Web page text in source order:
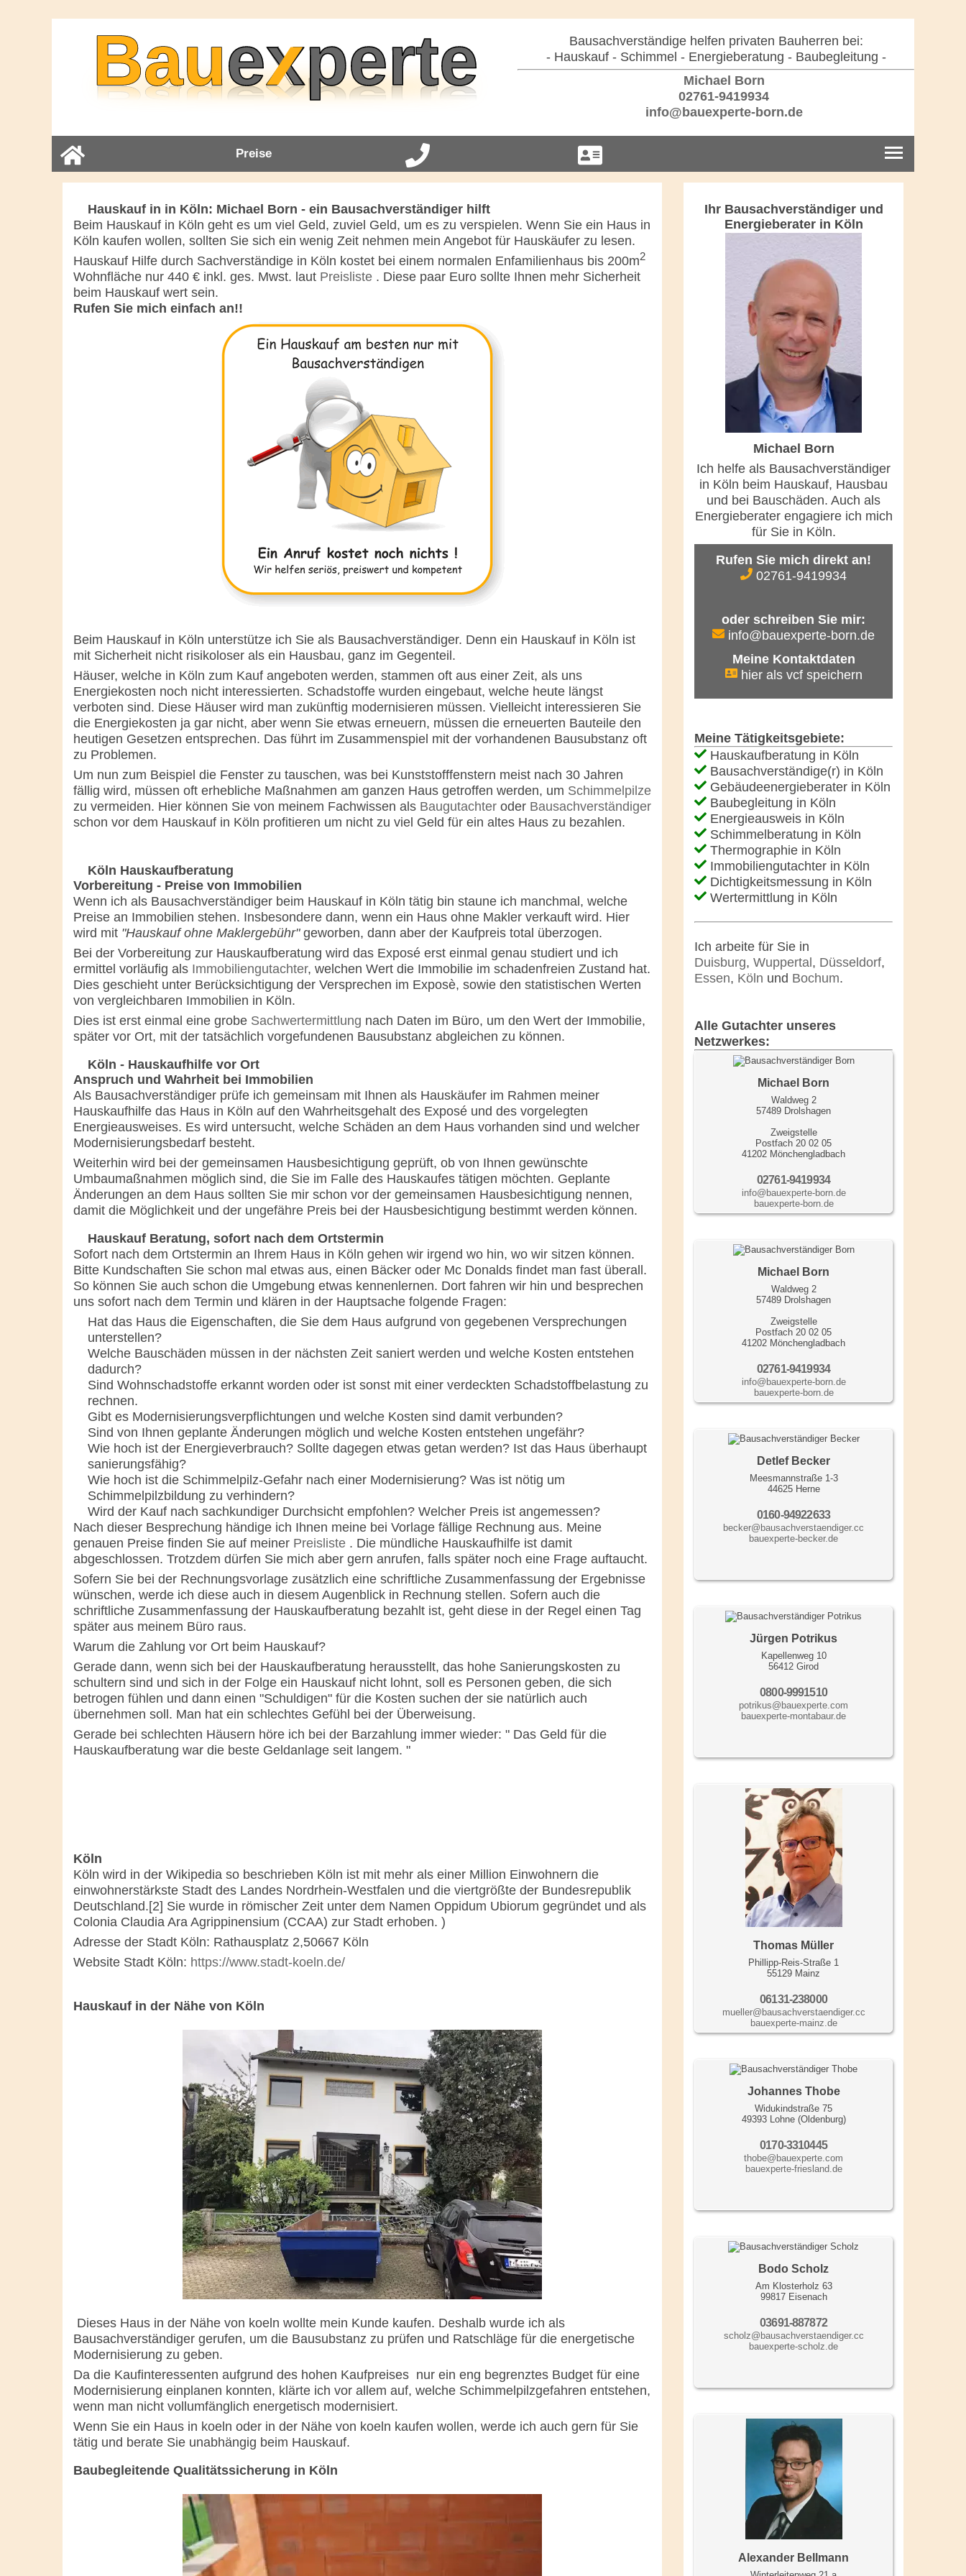
Bausachverständige helfen privaten Bauherren bei:
- Hauskauf - Schimmel - Energieberatung - Baubegleitung -
Michael Born
02761-9419934
info@bauexperte-born.de
Preise
Hauskauf in in Köln: Michael Born - ein Bausachverständiger hilft
Beim Hauskauf in Köln geht es um viel Geld, zuviel Geld, um es zu verspielen. Wenn Sie ein Haus in
Köln kaufen wollen, sollten Sie sich ein wenig Zeit nehmen mein Angebot für Hauskäufer zu lesen.
Hauskauf Hilfe durch Sachverständige in Köln kostet bei einem normalen Enfamilienhaus bis 200m2
Wohnfläche nur 440 € inkl. ges. Mwst. laut Preisliste . Diese paar Euro sollte Ihnen mehr Sicherheit
beim Hauskauf wert sein.
Rufen Sie mich einfach an!!
Beim Hauskauf in Köln unterstütze ich Sie als Bausachverständiger. Denn ein Hauskauf in Köln ist
mit Sicherheit nicht risikoloser als ein Hausbau, ganz im Gegenteil.
Häuser, welche in Köln zum Kauf angeboten werden, stammen oft aus einer Zeit, als uns
Energiekosten noch nicht interessierten. Schadstoffe wurden eingebaut, welche heute längst
verboten sind. Diese Häuser wird man zukünftig modernisieren müssen. Vielleicht interessieren Sie
die Energiekosten ja gar nicht, aber wenn Sie etwas erneuern, müssen die erneuerten Bauteile den
heutigen Gesetzen entsprechen. Das führt im Zusammenspiel mit der vorhandenen Bausubstanz oft
zu Problemen.
Um nun zum Beispiel die Fenster zu tauschen, was bei Kunststofffenstern meist nach 30 Jahren
fällig wird, müssen oft erhebliche Maßnahmen am ganzen Haus getroffen werden, um Schimmelpilze
zu vermeiden. Hier können Sie von meinem Fachwissen als Baugutachter oder Bausachverständiger
schon vor dem Hauskauf in Köln profitieren um nicht zu viel Geld für ein altes Haus zu bezahlen.
Köln Hauskaufberatung
Vorbereitung - Preise von Immobilien
Wenn ich als Bausachverständiger beim Hauskauf in Köln tätig bin staune ich manchmal, welche
Preise an Immobilien stehen. Insbesondere dann, wenn ein Haus ohne Makler verkauft wird. Hier
wird mit "Hauskauf ohne Maklergebühr"geworben, dann aber der Kaufpreis total überzogen.
Bei der Vorbereitung zur Hauskaufberatung wird das Exposé erst einmal genau studiert und ich
ermittel vorläufig als Immobiliengutachter, welchen Wert die Immobilie im schadenfreien Zustand hat.
Dies geschieht unter Berücksichtigung der Versprechen im Exposè, sowie den statistischen Werten
von vergleichbaren Immobilien in Köln.
Dies ist erst einmal eine grobe Sachwertermittlung nach Daten im Büro, um den Wert der Immobilie,
später vor Ort, mit der tatsächlich vorgefundenen Bausubstanz abgleichen zu können.
Köln - Hauskaufhilfe vor Ort
Anspruch und Wahrheit bei Immobilien
Als Bausachverständiger prüfe ich gemeinsam mit Ihnen als Hauskäufer im Rahmen meiner
Hauskaufhilfe das Haus in Köln auf den Wahrheitsgehalt des Exposé und des vorgelegten
Energieausweises. Es wird untersucht, welche Schäden an dem Haus vorhanden sind und welcher
Modernisierungsbedarf besteht.
Weiterhin wird bei der gemeinsamen Hausbesichtigung geprüft, ob von Ihnen gewünschte
Umbaumaßnahmen möglich sind, die Sie im Falle des Hauskaufes tätigen möchten. Geplante
Änderungen an dem Haus sollten Sie mir schon vor der gemeinsamen Hausbesichtigung nennen,
damit die Möglichkeit und der ungefähre Preis bei der Hausbesichtigung bestimmt werden können.
Hauskauf Beratung, sofort nach dem Ortstermin
Sofort nach dem Ortstermin an Ihrem Haus in Köln gehen wir irgend wo hin, wo wir sitzen können.
Bitte Kundschaften Sie schon mal etwas aus, einen Bäcker oder Mc Donalds findet man fast überall.
So können Sie auch schon die Umgebung etwas kennenlernen. Dort fahren wir hin und besprechen
uns sofort nach dem Termin und klären in der Hauptsache folgende Fragen:
Hat das Haus die Eigenschaften, die Sie dem Haus aufgrund von gegebenen Versprechungen
unterstellen?
Welche Bauschäden müssen in der nächsten Zeit saniert werden und welche Kosten entstehen
dadurch?
Sind Wohnschadstoffe erkannt worden oder ist sonst mit einer verdeckten Schadstoffbelastung zu
rechnen.
Gibt es Modernisierungsverpflichtungen und welche Kosten sind damit verbunden?
Sind von Ihnen geplante Änderungen möglich und welche Kosten entstehen ungefähr?
Wie hoch ist der Energieverbrauch? Sollte dagegen etwas getan werden? Ist das Haus überhaupt
sanierungsfähig?
Wie hoch ist die Schimmelpilz-Gefahr nach einer Modernisierung? Was ist nötig um
Schimmelpilzbildung zu verhindern?
Wird der Kauf nach sachkundiger Durchsicht empfohlen? Welcher Preis ist angemessen?
Nach dieser Besprechung händige ich Ihnen meine bei Vorlage fällige Rechnung aus. Meine
genauen Preise finden Sie auf meiner Preisliste . Die mündliche Hauskaufhilfe ist damit
abgeschlossen. Trotzdem dürfen Sie mich aber gern anrufen, falls später noch eine Frage auftaucht.
Sofern Sie bei der Rechnungsvorlage zusätzlich eine schriftliche Zusammenfassung der Ergebnisse
wünschen, werde ich diese auch in diesem Augenblick in Rechnung stellen. Sofern auch die
schriftliche Zusammenfassung der Hauskaufberatung bezahlt ist, geht diese in der Regel einen Tag
später aus meinem Büro raus.
Warum die Zahlung vor Ort beim Hauskauf?
Gerade dann, wenn sich bei der Hauskaufberatung herausstellt, das hohe Sanierungskosten zu
schultern sind und sich in der Folge ein Hauskauf nicht lohnt, soll es Personen geben, die sich
betrogen fühlen und dann einen "Schuldigen" für die Kosten suchen der sie natürlich auch
übernehmen soll. Man hat ein schlechtes Gefühl bei der Überweisung.
Gerade bei schlechten Häusern höre ich bei der Barzahlung immer wieder: " Das Geld für die
Hauskaufberatung war die beste Geldanlage seit langem. "
Köln
Köln wird in der Wikipedia so beschrieben Köln ist mit mehr als einer Million Einwohnern die
einwohnerstärkste Stadt des Landes Nordrhein-Westfalen und die viertgrößte der Bundesrepublik
Deutschland.[2] Sie wurde in römischer Zeit unter dem Namen Oppidum Ubiorum gegründet und als
Colonia Claudia Ara Agrippinensium (CCAA) zur Stadt erhoben. )
Adresse der Stadt Köln: Rathausplatz 2,50667 Köln
Website Stadt Köln: https://www.stadt-koeln.de/
Hauskauf in der Nähe von Köln
Dieses Haus in der Nähe von koeln wollte mein Kunde kaufen. Deshalb wurde ich als
Bausachverständiger gerufen, um die Bausubstanz zu prüfen und Ratschläge für die energetische
Modernisierung zu geben.
Da die Kaufinteressenten aufgrund des hohen Kaufpreises nur ein eng begrenztes Budget für eine
Modernisierung einplanen konnten, klärte ich vor allem auf, welche Schimmelpilzgefahren entstehen,
wenn man nicht vollumfänglich energetisch modernisiert.
Wenn Sie ein Haus in koeln oder in der Nähe von koeln kaufen wollen, werde ich auch gern für Sie
tätig und berate Sie unabhängig beim Hauskauf.
Baubegleitende Qualitätssicherung in Köln
Ihr Bausachverständiger und
Energieberater in Köln
Michael Born
Ich helfe als Bausachverständiger
in Köln beim Hauskauf, Hausbau
und bei Bauschäden. Auch als
Energieberater engagiere ich mich
für Sie in Köln.
Rufen Sie mich direkt an!
02761-9419934
oder schreiben Sie mir:
info@bauexperte-born.de
Meine Kontaktdaten
hier als vcf speichern
Meine Tätigkeitsgebiete:
Hauskaufberatung in Köln
Bausachverständige(r) in Köln
Gebäudeenergieberater in Köln
Baubegleitung in Köln
Energieausweis in Köln
Schimmelberatung in Köln
Thermographie in Köln
Immobiliengutachter in Köln
Dichtigkeitsmessung in Köln
Wertermittlung in Köln
Ich arbeite für Sie in
Duisburg, Wuppertal , Düsseldorf,
Essen, Köln und Bochum.
Alle Gutachter unseres
Netzwerkes:
Michael Born
Waldweg 2
57489 Drolshagen
Zweigstelle
Postfach 20 02 05
41202 Mönchengladbach
02761-9419934
info@bauexperte-born.de
bauexperte-born.de
Michael Born
Waldweg 2
57489 Drolshagen
Zweigstelle
Postfach 20 02 05
41202 Mönchengladbach
02761-9419934
info@bauexperte-born.de
bauexperte-born.de
Detlef Becker
Meesmannstraße 1-3
44625 Herne
0160-94922633
becker@bausachverstaendiger.cc
bauexperte-becker.de
Jürgen Potrikus
Kapellenweg 10
56412 Girod
0800-9991510
potrikus@bauexperte.com
bauexperte-montabaur.de
Thomas Müller
Phillipp-Reis-Straße 1
55129 Mainz
06131-238000
mueller@bausachverstaendiger.cc
bauexperte-mainz.de
Johannes Thobe
Widukindstraße 75
49393 Lohne (Oldenburg)
0170-3310445
thobe@bauexperte.com
bauexperte-friesland.de
Bodo Scholz
Am Klosterholz 63
99817 Eisenach
03691-887872
scholz@bausachverstaendiger.cc
bauexperte-scholz.de
Alexander Bellmann